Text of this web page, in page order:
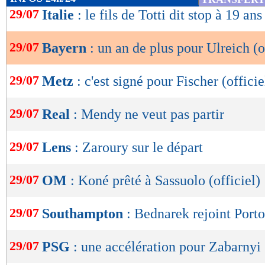
de
OK
29/07 Italie : le fils de Totti dit stop à 19 ans
29/07 Bayern : un an de plus pour Ulreich
29/07 Metz : c'est signé pour Fischer
29/07 Real : Mendy ne veut pas partir
29/07 Lens : Zaroury sur le départ
29/07 OM : Koné prêté à Sassuolo (officiel)
29/07 Southampton : Bednarek rejoint
29/07 PSG : une accélération pour Zabarnyi